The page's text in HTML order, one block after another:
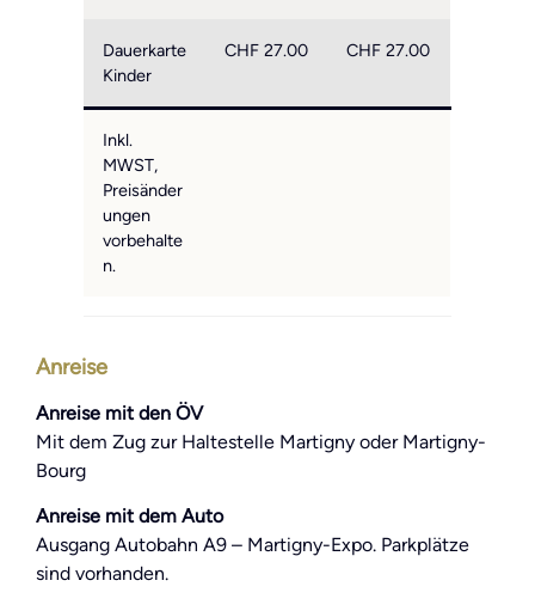
Dauerkarte
Kinder
CHF 27.00 CHF 27.00
Inkl.
MWST,
Preisänder
ungen
vorbehalte
n.
Anreise
Anreise mit den ÖV
Mit dem Zug zur Haltestelle Martigny oder Martigny-
Bourg
Anreise mit dem Auto
Ausgang Autobahn A9 – Martigny-Expo. Parkplätze
sind vorhanden.